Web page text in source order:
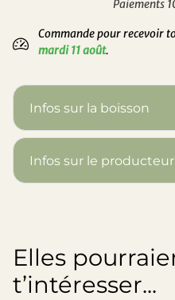
Paiements
Commande pour recevoir
mardi 11 août.
Infos sur la boisson
Infos sur le producteur
Elles
t’intéresser...